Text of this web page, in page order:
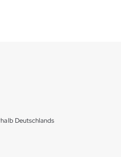
Deutschlands